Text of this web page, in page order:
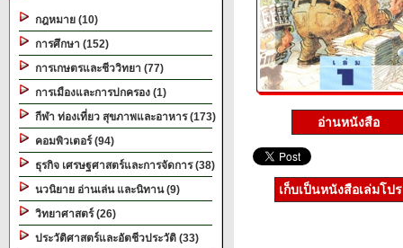
กฎหมาย (10)
การศึกษา (152)
การเกษตรและชีววิทยา (77)
การเมืองและการปกครอง (1)
กีฬา ท่องเที่ยว สุขภาพและอาหาร (173)
คอมพิวเตอร์ (94)
ธุรกิจ เศรษฐศาสตร์และการจัดการ (38)
นวนิยาย อ่านเล่น และนิทาน (9)
วิทยาศาสตร์ (26)
ประวัติศาสตร์และอัตชีวประวัติ (33)
อ่านหนังสือ
เก็บเป็นหนังสือเล่มโป